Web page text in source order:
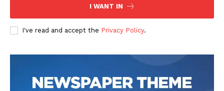
I WANT IN
I've read and accept the Privacy Policy.